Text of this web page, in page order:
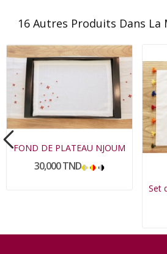
16 Autres Produits Dans La
FOND DE PLATEAU NJOUM
30,000 TND